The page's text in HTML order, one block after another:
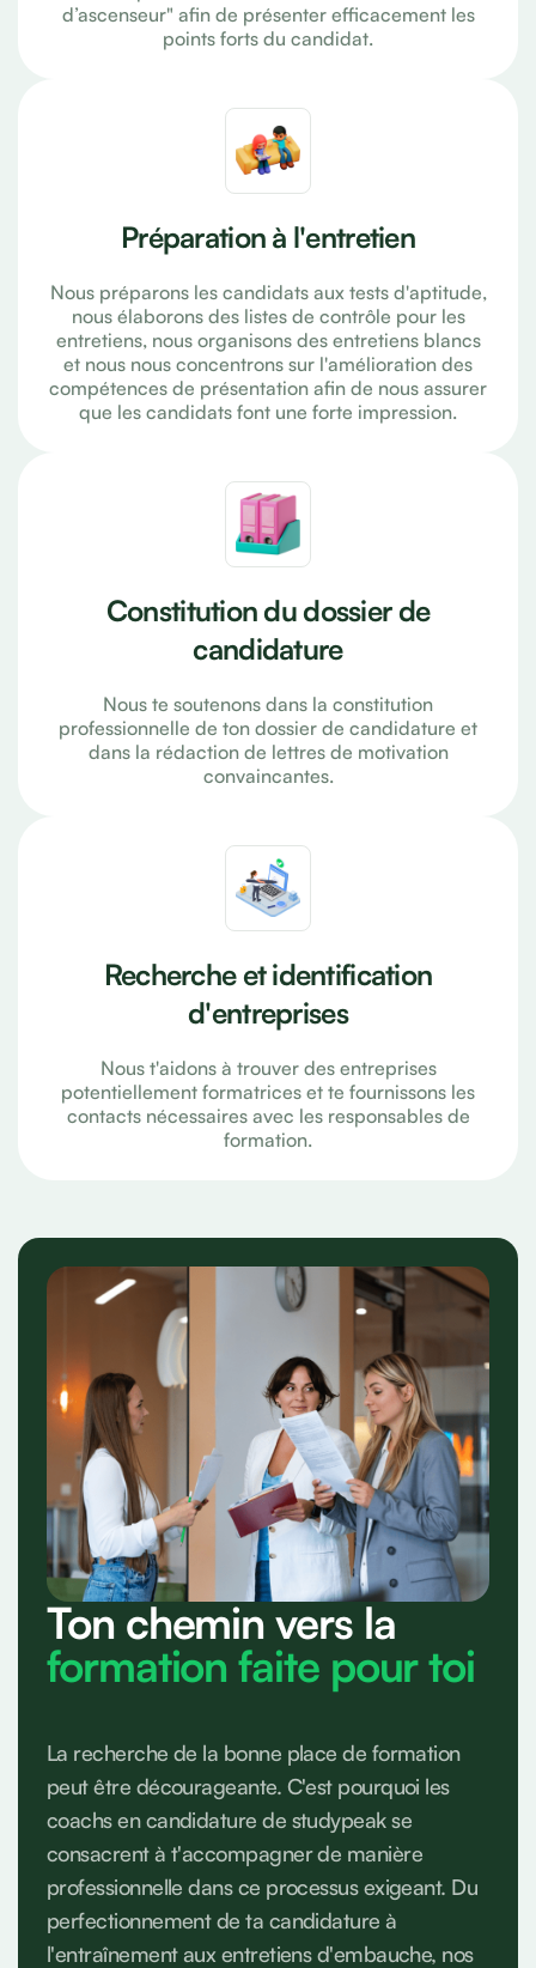
d’ascenseur" afin de présenter efficacement les
points forts du candidat.
Préparation à l'entretien
Nous préparons les candidats aux tests d'aptitude,
nous élaborons des listes de contrôle pour les
entretiens, nous organisons des entretiens blancs
et nous nous concentrons sur l'amélioration des
compétences de présentation afin de nous assurer
que les candidats font une forte impression.
Constitution du dossier de
candidature
Nous te soutenons dans la constitution
professionnelle de ton dossier de candidature et
dans la rédaction de lettres de motivation
convaincantes.
Recherche et identification
d'entreprises
Nous t'aidons à trouver des entreprises
potentiellement formatrices et te fournissons les
contacts nécessaires avec les responsables de
formation.
Ton chemin vers la
formation faite pour toi
La recherche de la bonne place de formation
peut être décourageante. C'est pourquoi les
coachs en candidature de studypeak se
consacrent à t'accompagner de manière
professionnelle dans ce processus exigeant. Du
perfectionnement de ta candidature à
l'entraînement aux entretiens d'embauche, nos